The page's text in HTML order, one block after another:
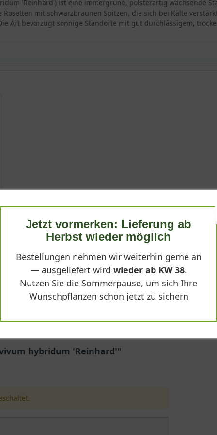
'Reinhard') ist eine immergrüne, polsterartig wachsende
mit schwarzbraunen Spitzen, die sich bei Kälte
Art bevorzugt sonnige Standorte mit gut durchlässigem,
Hauswurz oder Steinrose 'Reinhard' bekannt, ist eine
dunkelgrünen Rosetten, die sich bei Kälte schwarz-
Diese immergrüne, polsterartig wachsende Pflanze
auf Mauern oder bei der extensiven Dachbegrünung. Ihre
Staude den Begriff der Genügsamkeit und
hybridum 'Reinhard'"
Jetzt vormerken: Lieferung ab
Herbst wieder möglich
Bestellungen nehmen wir weiterhin gerne an
— ausgeliefert wird wieder ab KW 38.
Nutzen Sie die Sommerpause, um sich Ihre
Wunschpflanzen schon jetzt zu sichern